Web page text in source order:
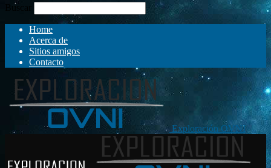
Buscar
Home
Acerca de
Sitios amigos
Contacto
Exploración OVNI